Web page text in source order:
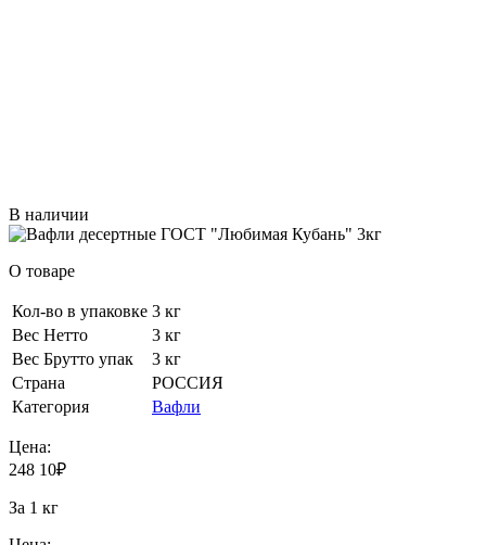
В наличии
О товаре
Кол-во в упаковке 3 кг
Вес Нетто
3 кг
Вес Брутто упак
3 кг
Страна
РОССИЯ
Категория
Вафли
Цена:
248 10₽
За 1 кг